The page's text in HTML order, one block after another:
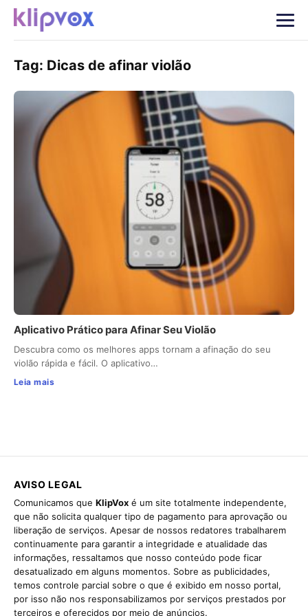
Tag: Dicas de afinar violão
Aplicativo Prático para Afinar Seu Violão
Descubra como os melhores apps tornam a afinação do seu
violão rápida e fácil. O aplicativo…
Leia mais
AVISO LEGAL
Comunicamos que KlipVox é um site totalmente independente,
que não solicita qualquer tipo de pagamento para aprovação ou
liberação de serviços. Apesar de nossos redatores trabalharem
continuamente para garantir a integridade e atualidade das
informações, ressaltamos que nosso conteúdo pode ficar
desatualizado em alguns momentos. Sobre as publicidades,
temos controle parcial sobre o que é exibido em nosso portal,
por isso não nos responsabilizamos por serviços prestados por
terceiros e oferecidos por meio de anúncios.